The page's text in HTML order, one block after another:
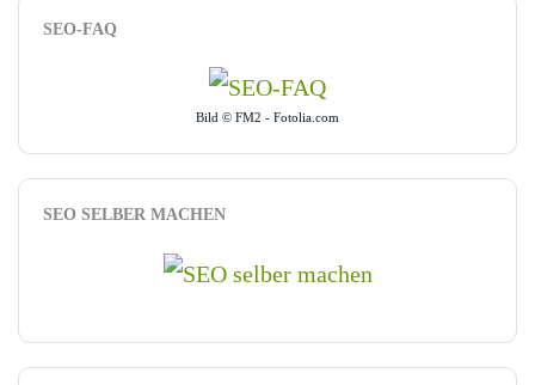
SEO-FAQ
Bild © FM2 - Fotolia.com
SEO SELBER MACHEN